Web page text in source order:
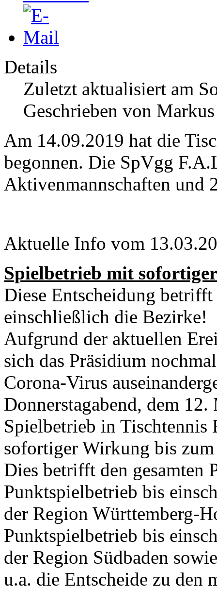
Details
Zuletzt aktualisiert am
Geschrieben von Markus
Am 14.09.2019 hat die
begonnen. Die SpVgg
Aktivenmannschaften und
Aktuelle Info vom
Spielbetrieb mit
Diese Entscheidung betrifft
einschließlich die Bezirke!
Aufgrund der aktuellen
sich das Präsidium
Corona-Virus
Donnerstagabend, dem 12.
Spielbetrieb in Tischtennis
sofortiger Wirkung bis
Dies betrifft den gesamten
Punktspielbetrieb bis
der Region Württemberg-
Punktspielbetrieb bis
der Region Südbaden
u.a. die Entscheide zu den